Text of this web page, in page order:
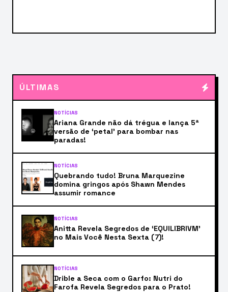
ÚLTIMAS
NOTÍCIAS
Ariana Grande não dá trégua e lança 5ª
versão de ‘petal’ para bombar nas
paradas!
NOTÍCIAS
Quebrando tudo! Bruna Marquezine
domina gringos após Shawn Mendes
assumir romance
NOTÍCIAS
Anitta Revela Segredos de ‘EQUILIBRIVM’
no Mais Você Nesta Sexta (7)!
NOTÍCIAS
Drible a Seca com o Garfo: Nutri do
Farofa Revela Segredos para o Prato!